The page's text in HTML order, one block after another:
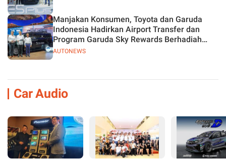
AUTONEWS
Manjakan Konsumen, Toyota dan Garuda
Indonesia Hadirkan Airport Transfer dan
Program Garuda Sky Rewards Berhadiah
Hybrid EV
Car Audio